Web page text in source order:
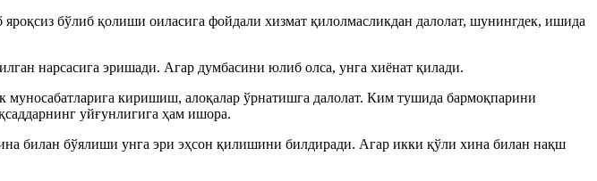
бўлиб қолиши оиласига фойдали хизмат қилолмасликдан далолат, шунингдек, ишида
нарсасига эришади. Агар думбасини юлиб олса, унга хиёнат қилади.
киришиш, алоқалар ўрнатишга далолат. Ким тушида бармоқпарини
уйғунлигига ҳам ишора.
билан бўялиши унга эри эҳсон қилишини билдиради. Агар икки қўли хина билан нақш